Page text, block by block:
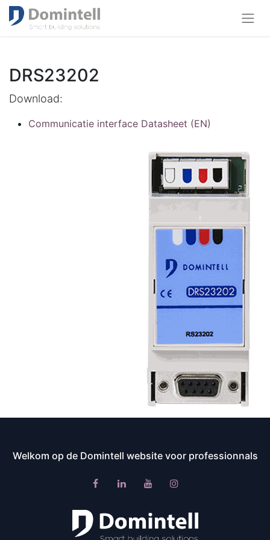
DRS23202
Download:
Communicatie interface Datasheet (EN)
Welkom op de Domintell website voor professionnals